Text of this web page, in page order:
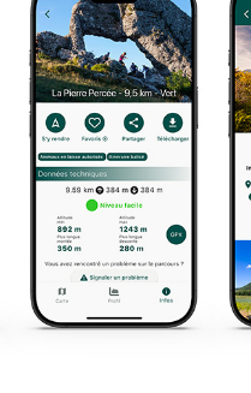
balisé
panoramique
des 7 Laux par
1100m
Itinéraire balisé
aux poussettes